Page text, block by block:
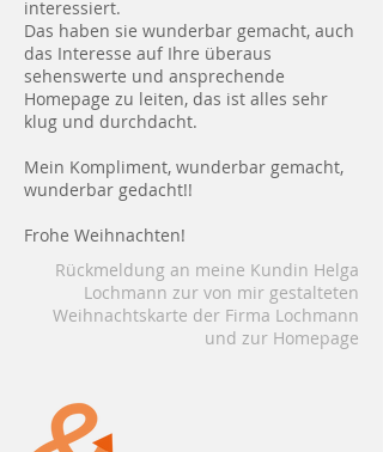
interessiert.
Das haben sie wunderbar gemacht, auch
das Interesse auf Ihre überaus
sehenswerte und ansprechende
Homepage zu leiten, das ist alles sehr
klug und durchdacht.
Mein Kompliment, wunderbar gemacht,
wunderbar gedacht!!
Frohe Weihnachten!
Rückmeldung an meine Kundin Helga
Lochmann zur von mir gestalteten
Weihnachtskarte der Firma Lochmann
und zur Homepage